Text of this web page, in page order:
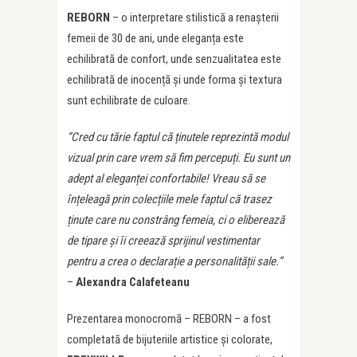
REBORN – o interpretare stilistică a renașterii
femeii de 30 de ani, unde eleganța este
echilibrată de confort, unde senzualitatea este
echilibrată de inocență și unde forma și textura
sunt echilibrate de culoare.
”Cred cu tărie faptul căținutele reprezintă modul
vizual prin care vrem să fim percepuți. Eu sunt un
adept al eleganței confortabile! Vreau să se
înțeleagă prin colecțiile mele faptul că trasez
ținute care nu constrâng femeia, ci o eliberează
de tipareși îi creează sprijinul vestimentar
pentru a crea o declarație a personalității sale.”
– Alexandra Calafeteanu
Prezentarea monocromă – REBORN – a fost
completată de bijuteriile artistice și colorate,